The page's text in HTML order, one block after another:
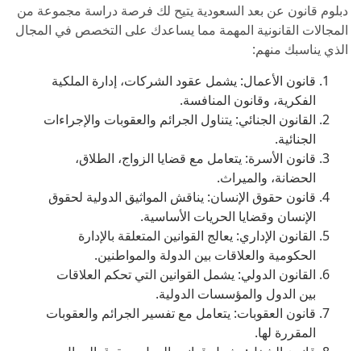
دبلوم قانون عن بعد السعودية يتيح لك فرصة دراسة مجموعة من
المجالات القانونية المهمة مما يساعدك على التخصص في المجال
الذي يناسبك منهم:
قانون الأعمال: يشمل عقود الشركات، إدارة الملكية
الفكرية، وقانون المنافسة.
القانون الجنائي: يتناول الجرائم والعقوبات والإجراءات
الجنائية.
قانون الأسرة: يتعامل مع قضايا الزواج، الطلاق،
الحضانة، والميراث.
قانون حقوق الإنسان: يناقش المواثيق الدولية لحقوق
الإنسان وقضايا الحريات الأساسية.
القانون الإداري: يعالج القوانين المتعلقة بالإدارة
الحكومية والعلاقات بين الدولة والمواطنين.
القانون الدولي: يشمل القوانين التي تحكم العلاقات
بين الدول والمؤسسات الدولية.
قانون العقوبات: يتعامل مع تفسير الجرائم والعقوبات
المقررة لها.